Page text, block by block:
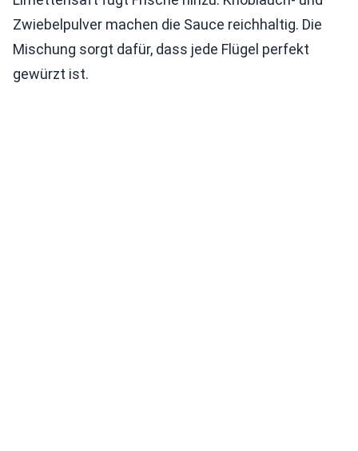
Zwiebelpulver machen die Sauce reichhaltig. Die
Mischung sorgt dafür, dass jede Flügel perfekt
gewürzt ist.